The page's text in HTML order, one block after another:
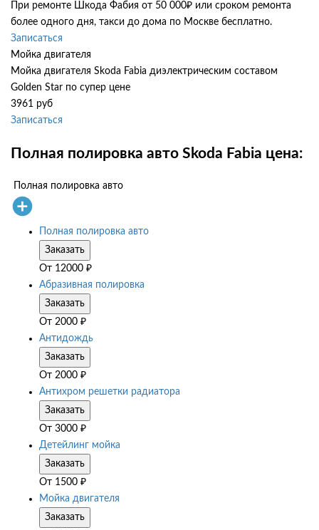
При ремонте Шкода Фабия от 50 000₽ или сроком ремонта
более одного дня, такси до дома по Москве бесплатно.
Записаться
Мойка двигателя
Мойка двигателя Skoda Fabia диэлектрическим составом
Golden Star по супер цене
3961 руб
Записаться
Полная полировка авто Skoda Fabia цена:
Полная полировка авто
Полная полировка авто
Заказать
От 12000 ₽
Абразивная полировка
Заказать
От 2000 ₽
Антидождь
Заказать
От 2000 ₽
Антихром решетки радиатора
Заказать
От 3000 ₽
Детейлинг мойка
Заказать
От 1500 ₽
Мойка двигателя
Заказать